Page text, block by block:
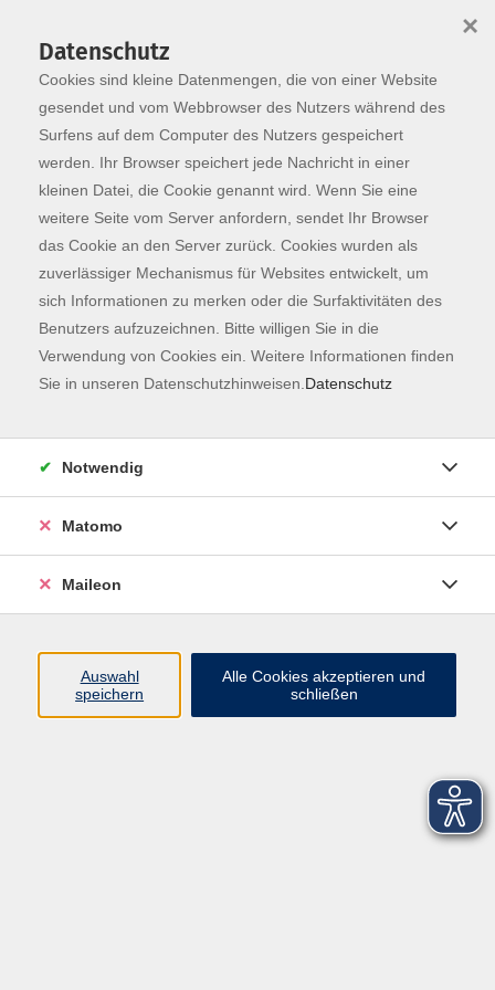
Skip to main content
You are here:
Programm
Der Kurs konnte nicht gefunden werden.
Kontaktformular
Impressum
AGB
Datenschutzerklärung
Datenschutz
Cookies sind kleine Datenmengen, die von einer Website
gesendet und vom Webbrowser des Nutzers während des
Surfens auf dem Computer des Nutzers gespeichert
werden. Ihr Browser speichert jede Nachricht in einer
kleinen Datei, die Cookie genannt wird. Wenn Sie eine
weitere Seite vom Server anfordern, sendet Ihr Browser
das Cookie an den Server zurück. Cookies wurden als
zuverlässiger Mechanismus für Websites entwickelt, um
sich Informationen zu merken oder die Surfaktivitäten des
Benutzers aufzuzeichnen. Bitte willigen Sie in die
Verwendung von Cookies ein. Weitere Informationen finden
Sie in unseren Datenschutzhinweisen. Datenschutz
×
Notwendig
Matomo
Maileon
Auswahl
speichern
Alle Cookies akzeptieren und
schließen